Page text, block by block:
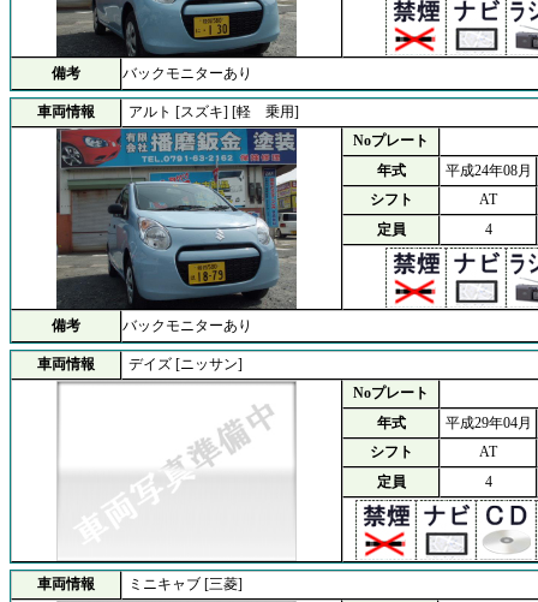
備考 バックモニターあり
車両情報
アルト [スズキ] [軽 乗用]
Noプレート
年式
平成24年08月
シフト
AT
定員
4
備考 バックモニターあり
車両情報
デイズ [ニッサン]
Noプレート
年式
平成29年04月
シフト
AT
定員
4
車両情報
ミニキャブ [三菱]